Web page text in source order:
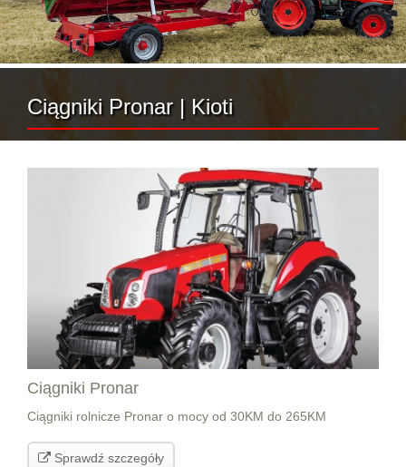
Ciągniki Pronar | Kioti
Ciągniki Pronar
Ciągniki rolnicze Pronar o mocy od 30KM do 265KM
Sprawdź szczegóły